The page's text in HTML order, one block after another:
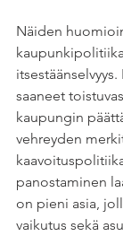
Näiden
saaneet
kaupungin
vehreyden
panostaminen
on pieni asia,
vaikutus sekä